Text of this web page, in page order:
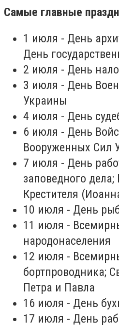
Самые главные
1 июля - День
День
2 июля - День
3 июля - День
Украины
4 июля - День
6 июля - День
Вооруженных Сил
7 июля - День
заповедного
Крестителя
10 июля - День
11 июля -
народонаселения
12 июля -
бортпроводника;
Петра и Павла
16 июля - День
17 июля - День